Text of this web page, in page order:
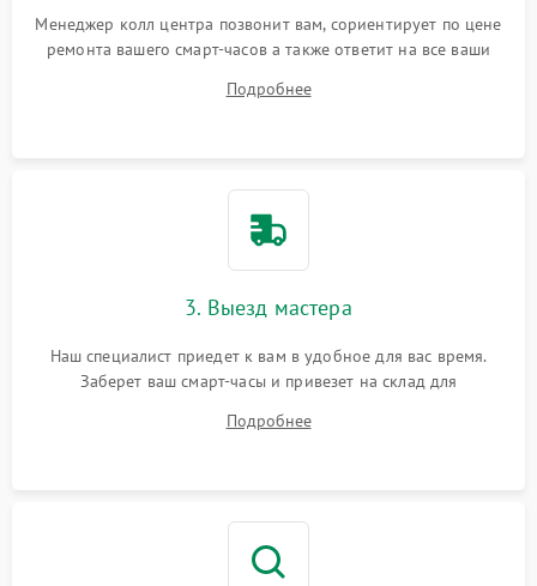
Менеджер колл центра позвонит вам, сориентирует по цене
ремонта вашего смарт-часов а также ответит на все ваши
Подробнее
3. Выезд мастера
Наш специалист приедет к вам в удобное для вас время.
Заберет ваш смарт-часы и привезет на склад для
Подробнее